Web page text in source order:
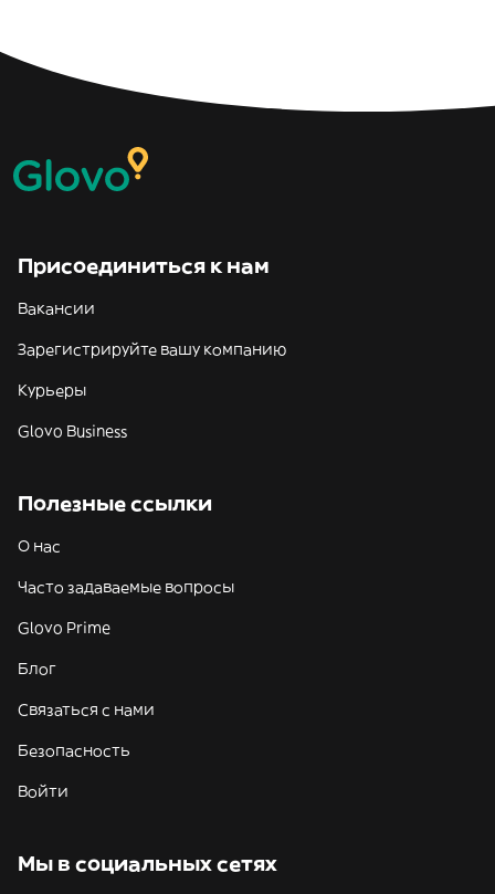
Присоединиться к нам
Вакансии
Зарегистрируйте вашу компанию
Курьеры
Glovo Business
Полезные ссылки
О нас
Часто задаваемые вопросы
Glovo Prime
Блог
Связаться с нами
Безопасность
Войти
Мы в социальных сетях